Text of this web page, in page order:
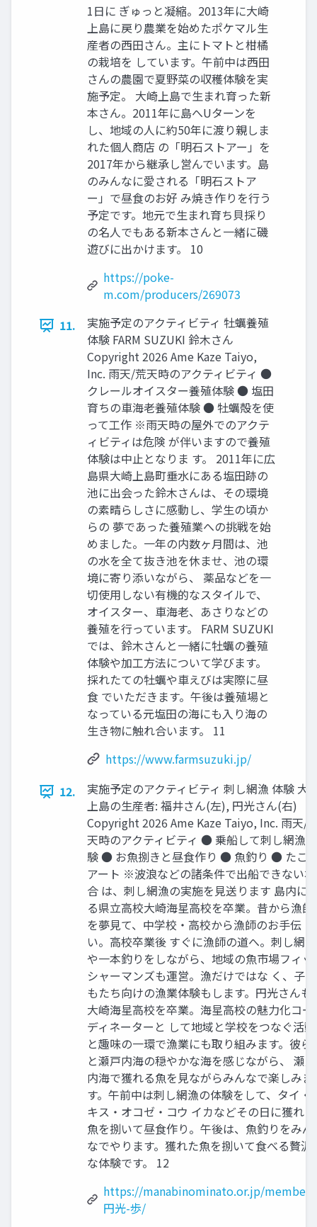
1⽇に ぎゅっと凝縮。2013年に⼤崎
上島に戻り農業を始めたポケマル⽣
産者の⻄⽥さん。主にトマトと柑橘
の栽培を しています。午前中は⻄⽥
さんの農園で夏野菜の収穫体験を実
施予定。 ⼤崎上島で⽣まれ育った新
本さん。2011年に島へUターンを
し、地域の⼈に約50年に渡り親しま
れた個⼈商店 の「明⽯ストアー」を
2017年から継承し営んでいます。島
のみんなに愛される「明⽯ストア
ー」で昼⾷のお好 み焼き作りを⾏う
予定です。地元で⽣まれ育ち⾙採り
の名⼈でもある新本さんと⼀緒に磯
遊びに出かけます。 10
https://poke-
m.com/producers/269073
11.
実施予定のアクティビティ 牡蠣養殖
体験 FARM SUZUKI 鈴⽊さん
Copyright 2026 Ame Kaze Taiyo,
Inc. ⾬天/荒天時のアクティビティ ●
クレールオイスター養殖体験 ● 塩⽥
育ちの⾞海⽼養殖体験 ● 牡蠣殻を使
って工作 ※雨天時の屋外でのアクテ
ィビティは危険 が伴いますので養殖
体験は中止となりま す。 2011年に広
島県⼤崎上島町垂⽔にある塩⽥跡の
池に出会った鈴⽊さんは、その環境
の素晴らしさに感動し、学⽣の頃か
らの 夢であった養殖業への挑戦を始
めました。⼀年の内数ヶ⽉間は、池
の⽔を全て抜き池を休ませ、池の環
境に寄り添いながら、 薬品などを⼀
切使⽤しない有機的なスタイルで、
オイスター、⾞海⽼、あさりなどの
養殖を⾏っています。 FARM SUZUKI
では、鈴⽊さんと⼀緒に牡蠣の養殖
体験や加⼯⽅法について学びます。
採れたての牡蠣や⾞えびは実際に昼
⾷ でいただきます。午後は養殖場と
なっている元塩⽥の海にも⼊り海の
⽣き物に触れ合います。 11
https://www.farmsuzuki.jp/
12.
実施予定のアクティビティ 刺し網漁 体験 ⼤
上島の⽣産者: 福井さん(左), 円光さん(右)
Copyright 2026 Ame Kaze Taiyo, Inc. ⾬天/
天時のアクティビティ ● 乗船して刺し網漁体
験 ● お⿂捌きと昼⾷作り ● ⿂釣り ● たこ
アート ※波浪などの諸条件で出船できない場
合 は、刺し網漁の実施を見送ります 島内に
る県⽴⾼校⼤崎海星⾼校を卒業。昔から漁師
を夢⾒て、中学校‧⾼校から漁師のお⼿伝
い。⾼校卒業後 すぐに漁師の道へ。刺し網漁
や⼀本釣りをしながら、地域の⿂市場フィッ
シャーマンズも運営。漁だけではな く、⼦ど
もたち向けの漁業体験もします。円光さんも
⼤崎海星⾼校を卒業。海星⾼校の魅⼒化コー
ディネーターと して地域と学校をつなぐ活動
と趣味の⼀環で漁業にも取り組みます。彼ら
と瀬⼾内海の穏やかな海を感じながら、 瀬⼾
内海で獲れる⿂を⾒ながらみんなで楽しみま
す。午前中は刺し網漁の体験をして、タイ‧
キス‧オコゼ‧コウ イカなどその⽇に獲れた
⿂を捌いて昼⾷作り。午後は、⿂釣りをみん
なでやります。獲れた⿂を捌いて⾷べる贅沢
な体験です。 12
https://manabinominato.or.jp/
円光-歩/